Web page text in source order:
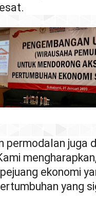
permodalan juga
ekonomi
yang